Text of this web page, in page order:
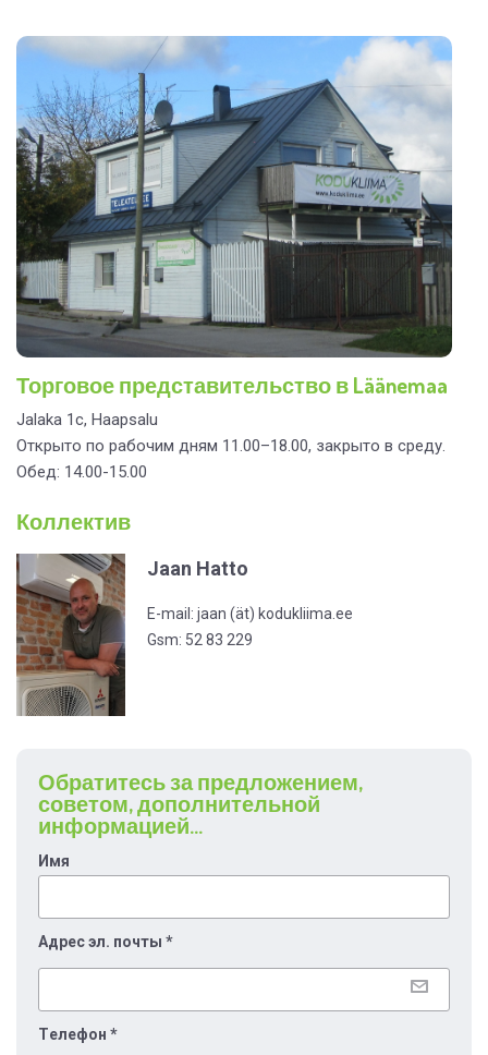
Торговое представительство в Läänemaa
Jalaka 1c, Haapsalu
Открыто по рабочим дням 11.00–18.00, закрыто в среду.
Oбед: 14.00-15.00
Коллектив
Jaan Hatto
E-mail: jaan (ät) kodukliima.ee
Gsm: 52 83 229
Обратитесь за предложением,
советом, дополнительной
информацией...
Имя
Aдрес эл. почты *
Tелефон *